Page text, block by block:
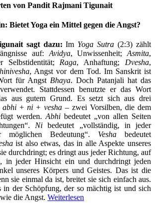
von Pandit Rajmani Tigunait
Bietet Yoga ein Mittel gegen die Angst?
sagt dazu:Im Yoga Sutra (2:3) zählt
auf: Avidya, Unwissenheit;Asmita,
Selbstidentität; Raga, Anhaftung; Dvesha,
, Angst vor dem Tod. Im Sanskrit ist
für Angst Bhaya. Doch Patanjali hat das
Stattdessen benutzte er das Wort
aus gutem Grund. Es setzt sich aus drei
abhi +ni + vesha– zwei Vorsilben, die dem
werden. Abhi bedeutet „von allen Seiten
Ni bedeutet „vollständig, in jeder
Bedeutung“. Vesha bedeutet
ist also etwas, das in alle Aspekte unseres
durchdringt; es dringt aus jeder Richtung, auf
in jeder Hinsicht ein und durchdringt jeden
unseres Körpers und Geistes. Das ist die
sie einmal da ist, breitet sie sich einfach aus.
der Schöpfung, der so mächtig ist und sich
die Angst. Weiterlesen